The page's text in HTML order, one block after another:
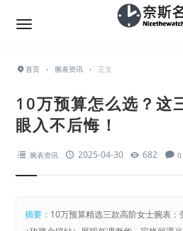
首页 › 腕表资讯 › 正文
10万预算怎么选？这
眼入不后悔！
腕表资讯 2025-04-30 682 0
摘要： 10万预算精选三款高阶女士腕表